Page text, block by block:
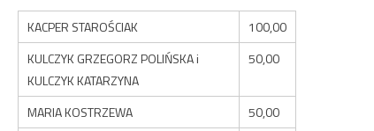
KACPER STAROŚCIAK
100,00
KULCZYK GRZEGORZ POLIŃSKA i
KULCZYK KATARZYNA
50,00
MARIA KOSTRZEWA
50,00